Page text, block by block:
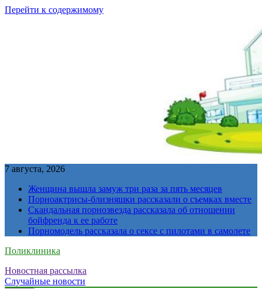
Перейти к содержимому
7 августа, 2026
Женщина вышла замуж три раза за пять месяцев
Порноактрисы-близняшки рассказали о съемках вместе
Скандальная порнозвезда рассказала об отношении
бойфренда к ее работе
Порномодель рассказала о сексе с пилотами в самолете
Поликлиника
Новостная рассылка
Случайные новости